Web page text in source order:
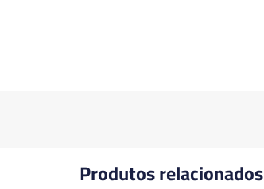
Produtos relacionados